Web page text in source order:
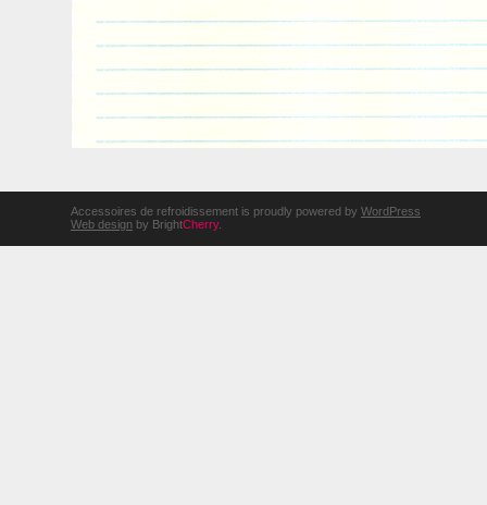
Accessoires de refroidissement is proudly powered by WordPress
Web design by BrightCherry.